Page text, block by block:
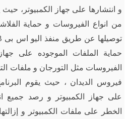
و انتشارها على جهاز الكمبيوتر، حيث
من انواع الفيروسات و حماية
حماية الملفات الموجوده على
الفيروسات مثل التورجان و ملفات
فيروس الديدان ، حيث يقوم
على جهاز الكمبيوتر و رصد جميع
الخطر على ملفات الكمبيوتر و